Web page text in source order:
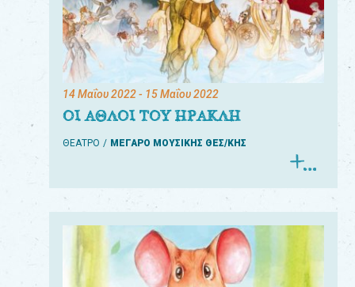
14 Μαΐου 2022- 15 Μαΐου 2022
ΟΙ ΑΘΛΟΙ ΤΟΥ ΗΡΑΚΛΗ
ΘΕΑΤΡΟ ΜΕΓΑΡΟ ΜΟΥΣΙΚΗΣ ΘΕΣ/ΚΗΣ